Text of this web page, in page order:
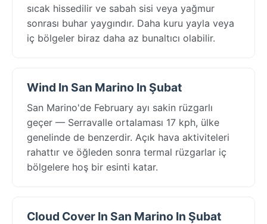
sıcak hissedilir ve sabah sisi veya yağmur
sonrası buhar yaygındır. Daha kuru yayla veya
iç bölgeler biraz daha az bunaltıcı olabilir.
Wind In San Marino In Şubat
San Marino'de February ayı sakin rüzgarlı
geçer — Serravalle ortalaması 17 kph, ülke
genelinde de benzerdir. Açık hava aktiviteleri
rahattır ve öğleden sonra termal rüzgarlar iç
bölgelere hoş bir esinti katar.
Cloud Cover In San Marino In Şubat